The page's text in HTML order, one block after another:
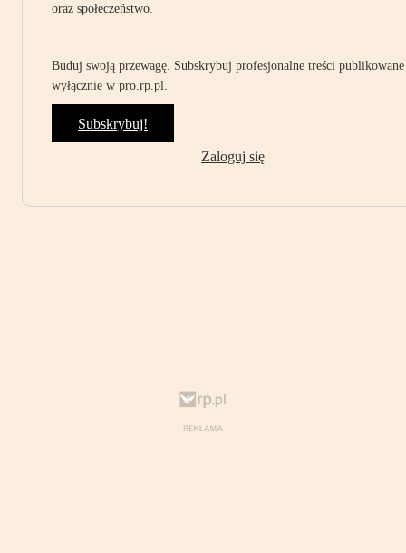
oraz społeczeństwo.
Buduj swoją przewagę. Subskrybuj profesjonalne treści publikowane
wyłącznie w pro.rp.pl.
Subskrybuj!
Zaloguj się